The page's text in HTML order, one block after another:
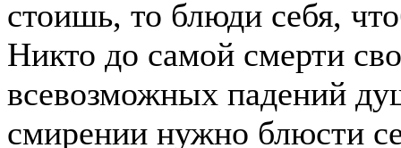
стоишь, то блюди себя,
Никто до самой смерти
всевозможных падений
смирении нужно блюсти